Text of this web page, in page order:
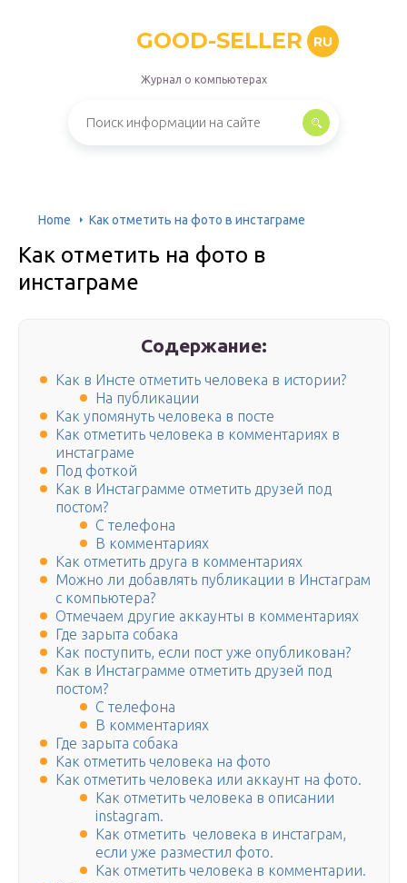
GOOD-SELLER RU
Журнал о компьютерах
Home Как отметить на фото в инстаграме
Как отметить на фото в
инстаграме
Содержание:
Как в Инсте отметить человека в истории?
На публикации
Как упомянуть человека в посте
Как отметить человека в комментариях в
инстаграме
Под фоткой
Как в Инстаграмме отметить друзей под
постом?
С телефона
В комментариях
Как отметить друга в комментариях
Можно ли добавлять публикации в Инстаграм
с компьютера?
Отмечаем другие аккаунты в комментариях
Где зарыта собака
Как поступить, если пост уже опубликован?
Как в Инстаграмме отметить друзей под
постом?
С телефона
В комментариях
Где зарыта собака
Как отметить человека на фото
Как отметить человека или аккаунт на фото.
Как отметить человека в описании
instagram.
Как отметить человека в инстаграм,
если уже разместил фото.
Как отметить человека в комментарии.